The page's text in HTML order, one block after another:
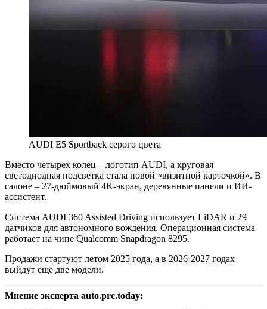
AUDI E5 Sportback серого цвета
Вместо четырех колец – логотип AUDI, а круговая
светодиодная подсветка стала новой «визитной карточкой». В
салоне – 27-дюймовый 4K-экран, деревянные панели и ИИ-
ассистент.
Система AUDI 360 Assisted Driving использует LiDAR и 29
датчиков для автономного вождения. Операционная система
работает на чипе Qualcomm Snapdragon 8295.
Продажи стартуют летом 2025 года, а в 2026-2027 годах
выйдут еще две модели.
Мнение эксперта auto.prc.today: